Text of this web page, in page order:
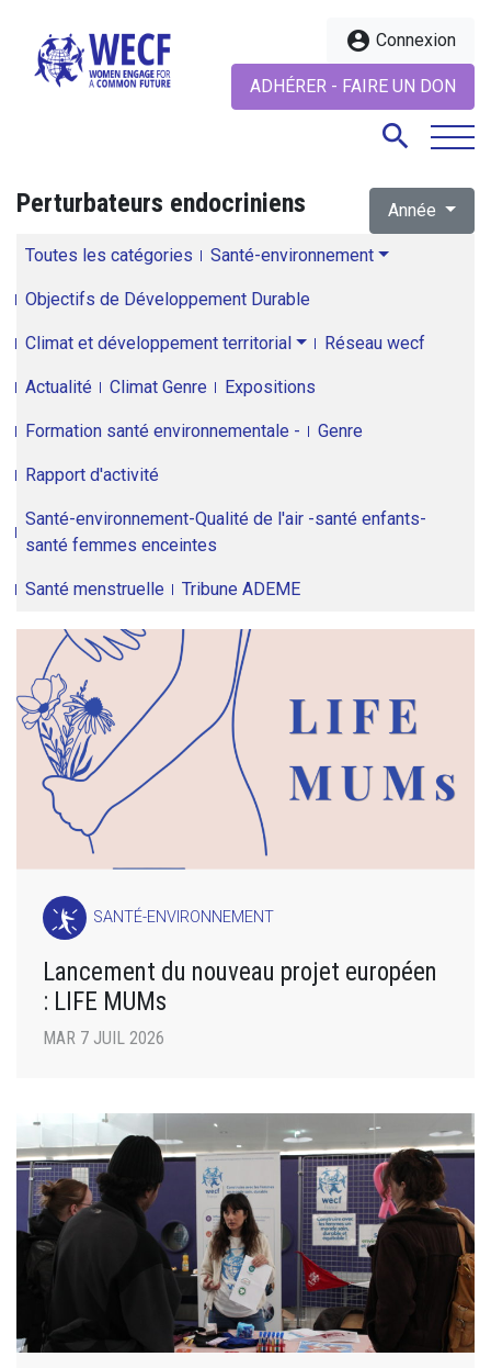
account_circle Connexion
ADHÉRER - FAIRE UN DON
search
Perturbateurs endocriniens Année
Toutes les catégories Santé-environnement
Objectifs de Développement Durable
Climat et développement territorial Réseau wecf
Actualité Climat Genre Expositions
Formation santé environnementale - Genre
Rapport d'activité
Santé-environnement-Qualité de l'air -santé enfants-
santé femmes enceintes
Santé menstruelle Tribune ADEME
SANTÉ-ENVIRONNEMENT
Lancement du nouveau projet européen
: LIFE MUMs
MAR 7 JUIL 2026